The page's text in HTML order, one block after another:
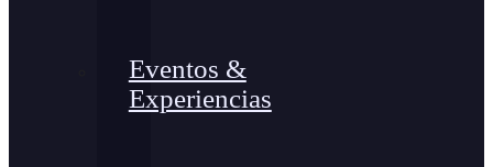
Eventos &
Experiencias